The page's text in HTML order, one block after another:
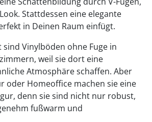
Stattdessen eine elegante
in Deinen Raum einfügt.
Vinylböden ohne Fuge in
weil sie dort eine
Atmosphäre schaffen. Aber
oder Homeoffice machen sie eine
denn sie sind nicht nur robust,
fußwarm und